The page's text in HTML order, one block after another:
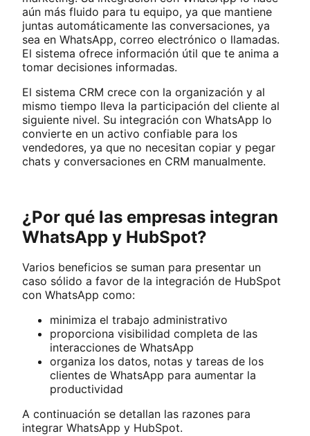
aún más fluido para tu equipo, ya que mantiene
juntas automáticamente las conversaciones, ya
sea en WhatsApp, correo electrónico o llamadas.
El sistema ofrece información útil que te anima a
tomar decisiones informadas.
El sistema CRM crece con la organización y al
mismo tiempo lleva la participación del cliente al
siguiente nivel. Su integración con WhatsApp lo
convierte en un activo confiable para los
vendedores, ya que no necesitan copiar y pegar
chats y conversaciones en CRM manualmente.
¿Por qué las empresas integran
WhatsApp y HubSpot?
Varios beneficios se suman para presentar un
caso sólido a favor de la integración de HubSpot
con WhatsApp como:
minimiza el trabajo administrativo
proporciona visibilidad completa de las
interacciones de WhatsApp
organiza los datos, notas y tareas de los
clientes de WhatsApp para aumentar la
productividad
A continuación se detallan las razones para
integrar WhatsApp y HubSpot.